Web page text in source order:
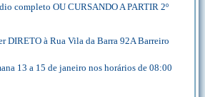
completo OU CURSANDO A PARTIR 2º
DIRETO à Rua Vila da Barra 92A Barreiro
13 a 15 de janeiro nos horários de 08:00